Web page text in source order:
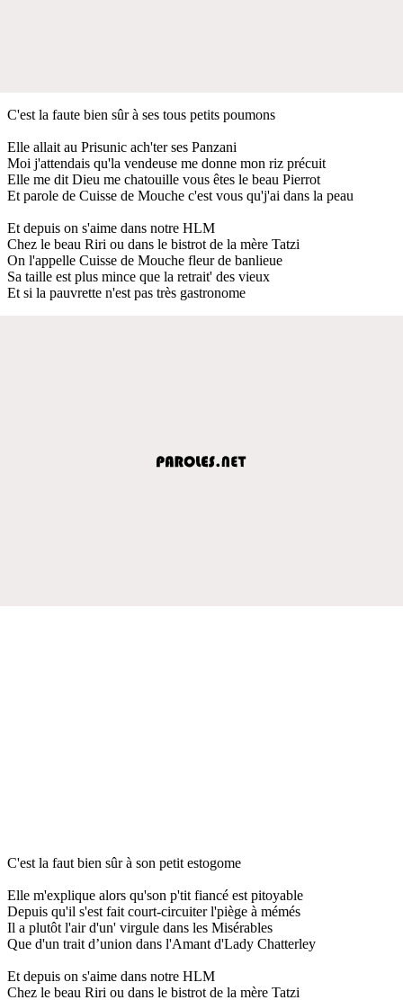
C'est la faute bien sûr à ses tous petits poumons
Elle allait au Prisunic ach'ter ses Panzani
Moi j'attendais qu'la vendeuse me donne mon riz précuit
Elle me dit Dieu me chatouille vous êtes le beau Pierrot
Et parole de Cuisse de Mouche c'est vous qu'j'ai dans la peau
Et depuis on s'aime dans notre HLM
Chez le beau Riri ou dans le bistrot de la mère Tatzi
On l'appelle Cuisse de Mouche fleur de banlieue
Sa taille est plus mince que la retrait' des vieux
Et si la pauvrette n'est pas très gastronome
C'est la faut bien sûr à son petit estogome
Elle m'explique alors qu'son p'tit fiancé est pitoyable
Depuis qu'il s'est fait court-circuiter l'piège à mémés
Il a plutôt l'air d'un' virgule dans les Misérables
Que d'un trait d’union dans l'Amant d'Lady Chatterley
Et depuis on s'aime dans notre HLM
Chez le beau Riri ou dans le bistrot de la mère Tatzi